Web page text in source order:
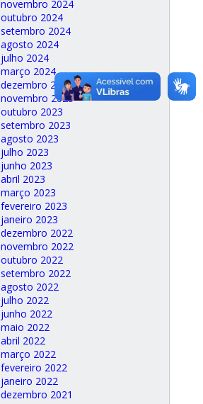
novembro 2024
outubro 2024
setembro 2024
agosto 2024
julho 2024
março 2024
dezembro 2023
novembro 2023
outubro 2023
setembro 2023
agosto 2023
julho 2023
junho 2023
abril 2023
março 2023
fevereiro 2023
janeiro 2023
dezembro 2022
novembro 2022
outubro 2022
setembro 2022
agosto 2022
julho 2022
junho 2022
maio 2022
abril 2022
março 2022
fevereiro 2022
janeiro 2022
dezembro 2021